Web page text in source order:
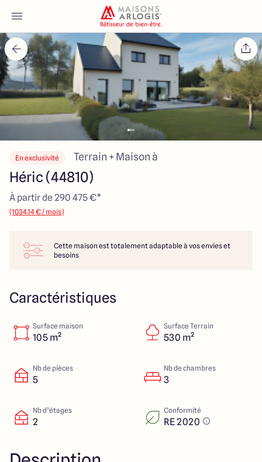
Accueil
Nos maisons
Nos annonces
Votre projet
Qui sommes-nous
Maisons ARLOGIS Nantes
4.7 4.7
En exclusivité Terrain + Maison à
Héric (44810)
À partir de 290 475 €*
(1034.14 € / mois)
Cette maison est totalement adaptable à vos envies et
besoins
Caractéristiques
Surface maison
105 m²
Surface Terrain
530 m²
Nb de pièces
5
Nb de chambres
3
Nb d’étages
2
Conformité
RE 2020